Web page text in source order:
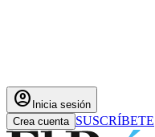
account_circle Inicia sesión
Crea cuenta SUSCRÍBETE